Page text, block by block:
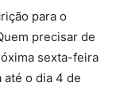
para o
precisar de
sexta-feira
até o dia 4 de